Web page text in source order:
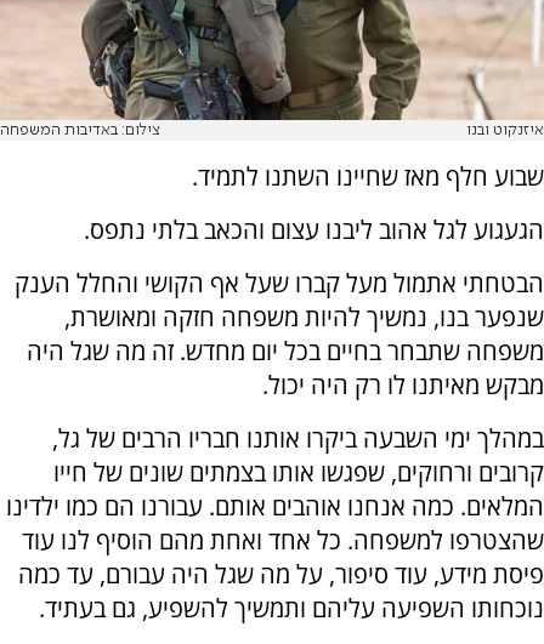
איזנקוט ובנו צילום: באדיבות המשפחה
שבוע חלף מאז שחיינו השתנו לתמיד.
הגעגוע לגל אהוב ליבנו עצום והכאב בלתי נתפס.
הבטחתי אתמול מעל קברו שעל אף הקושי והחלל הענק
שנפער בנו, נמשיך להיות משפחה חזקה ומאושרת,
משפחה שתבחר בחיים בכל יום מחדש. זה מה שגל היה
מבקש מאיתנו לו רק היה יכול.
במהלך ימי השבעה ביקרו אותנו חבריו הרבים של גל,
קרובים ורחוקים, שפגשו אותו בצמתים שונים של חייו
המלאים. כמה אנחנו אוהבים אותם. עבורנו הם כמו ילדינו
שהצטרפו למשפחה. כל אחד ואחת מהם הוסיף לנו עוד
פיסת מידע, עוד סיפור, על מה שגל היה עבורם, עד כמה
נוכחותו השפיעה עליהם ותמשיך להשפיע, גם בעתיד.